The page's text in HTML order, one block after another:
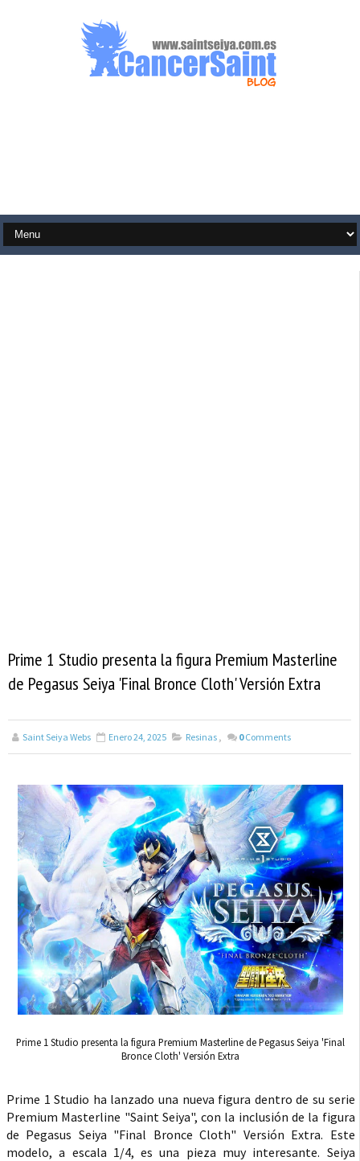
Prime 1 Studio presenta la figura Premium Masterline
de Pegasus Seiya 'Final Bronce Cloth' Versión Extra
Saint Seiya Webs Enero 24, 2025 Resinas , 0 Comments
Prime 1 Studio presenta la figura Premium Masterline de Pegasus Seiya 'Final
Bronce Cloth' Versión Extra
Prime 1 Studio ha lanzado una nueva figura dentro de su serie
Premium Masterline "Saint Seiya", con la inclusión de la figura
de Pegasus Seiya "Final Bronce Cloth" Versión Extra. Este
modelo, a escala 1/4, es una pieza muy interesante. Seiya